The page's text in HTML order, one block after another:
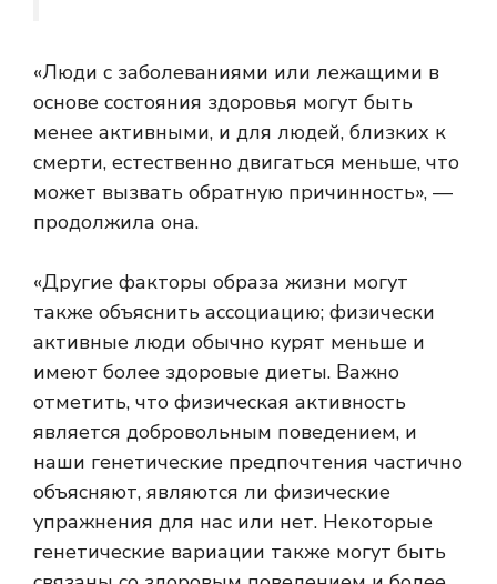
«Люди с заболеваниями или лежащими в
основе состояния здоровья могут быть
менее активными, и для людей, близких к
смерти, естественно двигаться меньше, что
может вызвать обратную причинность», —
продолжила она.
«Другие факторы образа жизни могут
также объяснить ассоциацию; физически
активные люди обычно курят меньше и
имеют более здоровые диеты. Важно
отметить, что физическая активность
является добровольным поведением, и
наши генетические предпочтения частично
объясняют, являются ли физические
упражнения для нас или нет. Некоторые
генетические вариации также могут быть